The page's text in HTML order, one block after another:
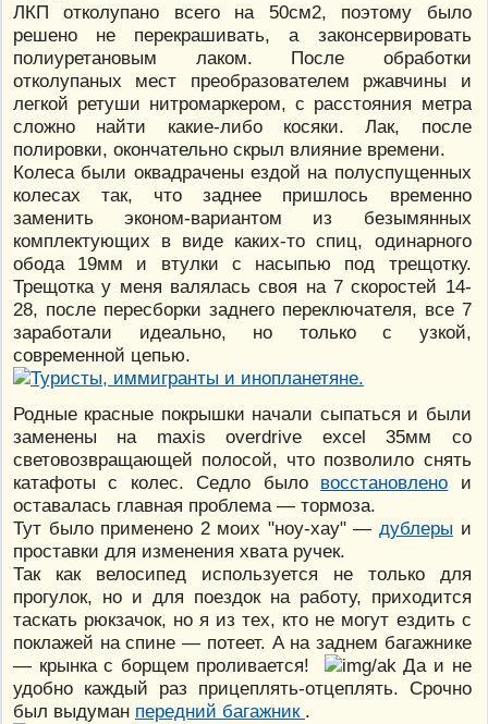
ЛКП отколупано всего на 50см2, поэтому было
решено не перекрашивать, а законсервировать
полиуретановым лаком. После обработки
отколупаных мест преобразователем ржавчины и
легкой ретуши нитромаркером, с расстояния метра
сложно найти какие-либо косяки. Лак, после
полировки, окончательно скрыл влияние времени.
Колеса были оквадрачены ездой на полуспущенных
колесах так, что заднее пришлось временно
заменить эконом-вариантом из безымянных
комплектующих в виде каких-то спиц, одинарного
обода 19мм и втулки с насыпью под трещотку.
Трещотка у меня валялась своя на 7 скоростей 14-
28, после пересборки заднего переключателя, все 7
заработали идеально, но только с узкой,
современной цепью.
Родные красные покрышки начали сыпаться и были
заменены на maxis overdrive excel 35мм со
световозвращающей полосой, что позволило снять
катафоты с колес. Седло было восстановлено и
оставалась главная проблема — тормоза.
Тут было применено 2 моих "ноу-хау" —дублеры и
проставки для изменения хвата ручек.
Так как велосипед используется не только для
прогулок, но и для поездок на работу, приходится
таскать рюкзачок, но я из тех, кто не могут ездить с
поклажей на спине — потеет. А на заднем багажнике
— крынка с борщем проливается!
Да и не
удобно каждый раз прицеплять-отцеплять. Срочно
был выдуман передний багажник .